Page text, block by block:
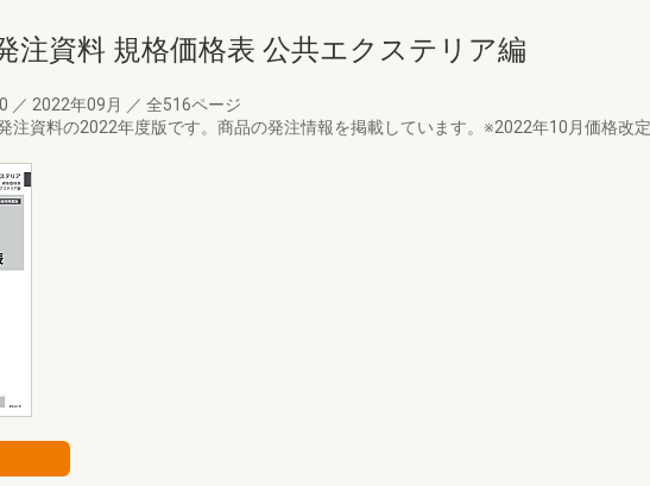
注資料 規格価格表 公共エクステリア編
／ 2022年09月 ／ 全516ページ
注資料の2022年度版です。商品の発注情報を掲載しています。※2022年10月価格改定